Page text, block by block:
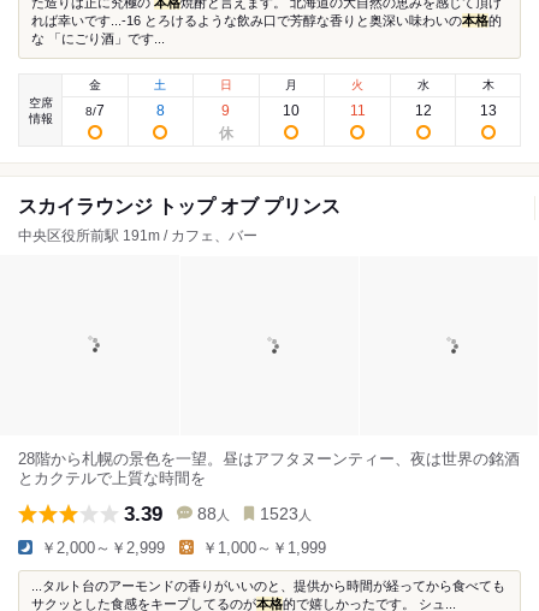
れば幸いです...-16 とろけるような飲み口で芳醇な香りと奥深い味わいの本格的
な 「にごり酒」です...
空席
情報
金
8/7
土
8
日
9
月
10
火
11
水
12
木
13
スカイラウンジ トップ オブ プリンス
中央区役所前駅 191m / カフェ、バー
28階から札幌の景色を一望。昼はアフタヌーンティー、夜は世界の銘酒
とカクテルで上質な時間を
3.39 88 人 1523 人
￥2,000～￥2,999 ￥1,000～￥1,999
...タルト台のアーモンドの香りがいいのと、提供から時間が経ってから食べても
サクッとした食感をキープしてるのが本格的で嬉しかったです。 シュ...